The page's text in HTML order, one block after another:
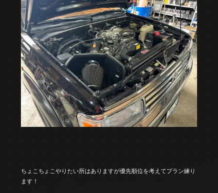
ちょこちょこやりたい所はありますが優先順位を考えてプラン練り
ます！